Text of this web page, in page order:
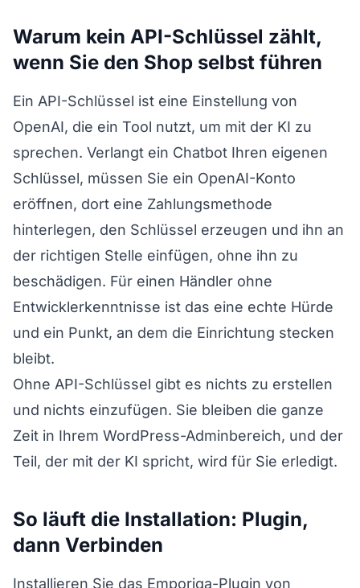
Warum kein API-Schlüssel zählt,
wenn Sie den Shop selbst führen
Ein API-Schlüssel ist eine Einstellung von
OpenAI, die ein Tool nutzt, um mit der KI zu
sprechen. Verlangt ein Chatbot Ihren eigenen
Schlüssel, müssen Sie ein OpenAI-Konto
eröffnen, dort eine Zahlungsmethode
hinterlegen, den Schlüssel erzeugen und ihn an
der richtigen Stelle einfügen, ohne ihn zu
beschädigen. Für einen Händler ohne
Entwicklerkenntnisse ist das eine echte Hürde
und ein Punkt, an dem die Einrichtung stecken
bleibt.
Ohne API-Schlüssel gibt es nichts zu erstellen
und nichts einzufügen. Sie bleiben die ganze
Zeit in Ihrem WordPress-Adminbereich, und der
Teil, der mit der KI spricht, wird für Sie erledigt.
So läuft die Installation: Plugin,
dann Verbinden
Installieren Sie das Emporiqa-Plugin von